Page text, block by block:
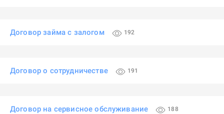
Договор займа с залогом 192
Договор о сотрудничестве 191
Договор на сервисное обслуживание 188